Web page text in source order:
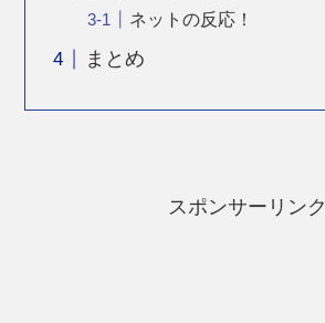
ネットの反応！
まとめ
スポンサーリンク